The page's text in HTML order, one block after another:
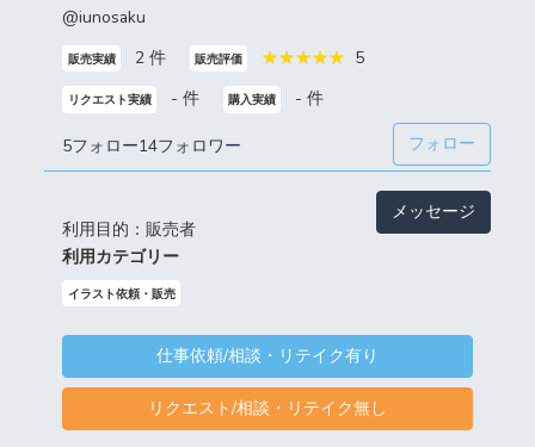
@iunosaku
販売実績 2 件 販売評価 5
リクエスト実績 - 件 購入実績 - 件
5フォロー14フォロワー フォロー
利用目的：販売者
メッセージ
利用カテゴリー
イラスト依頼・販売
仕事依頼/相談・リテイク有り
リクエスト/相談・リテイク無し